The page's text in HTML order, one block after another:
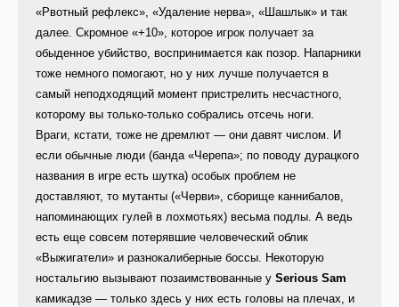
«Рвотный рефлекс», «Удаление нерва», «Шашлык» и так
далее. Скромное «+10», которое игрок получает за
обыденное убийство, воспринимается как позор. Напарники
тоже немного помогают, но у них лучше получается в
самый неподходящий момент пристрелить несчастного,
которому вы только-только собрались отсечь ноги.
Враги, кстати, тоже не дремлют — они давят числом. И
если обычные люди (банда «Черепа»; по поводу дурацкого
названия в игре есть шутка) особых проблем не
доставляют, то мутанты («Черви», сборище каннибалов,
напоминающих гулей в лохмотьях) весьма подлы. А ведь
есть еще совсем потерявшие человеческий облик
«Выжигатели» и разнокалиберные боссы. Некоторую
ностальгию вызывают позаимствованные у Serious Sam
камикадзе — только здесь у них есть головы на плечах, и